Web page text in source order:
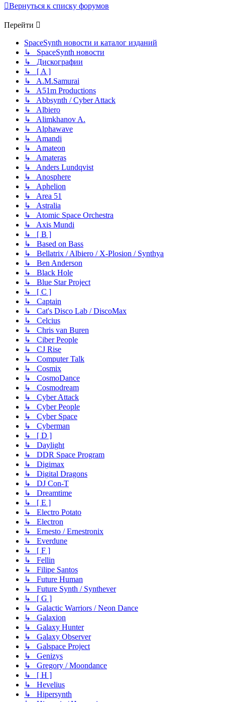
Вернуться к списку форумов
Перейти
SpaceSynth новости и каталог изданий
↳ SpaceSynth новости
↳ Дискографии
↳ [ A ]
↳ A.M.Samurai
↳ A51m Productions
↳ Abbsynth / Cyber Attack
↳ Albiero
↳ Alimkhanov A.
↳ Alphawave
↳ Amandi
↳ Amateon
↳ Amateras
↳ Anders Lundqvist
↳ Anosphere
↳ Aphelion
↳ Area 51
↳ Astralia
↳ Atomic Space Orchestra
↳ Axis Mundi
↳ [ B ]
↳ Based on Bass
↳ Bellatrix / Albiero / X-Plosion / Synthya
↳ Ben Anderson
↳ Black Hole
↳ Blue Star Project
↳ [ C ]
↳ Captain
↳ Cat's Disco Lab / DiscoMax
↳ Celcius
↳ Chris van Buren
↳ Ciber People
↳ CJ Rise
↳ Computer Talk
↳ Cosmix
↳ CosmoDance
↳ Cosmodream
↳ Cyber Attack
↳ Cyber People
↳ Cyber Space
↳ Cyberman
↳ [ D ]
↳ Daylight
↳ DDR Space Program
↳ Digimax
↳ Digital Dragons
↳ DJ Con-T
↳ Dreamtime
↳ [ E ]
↳ Electro Potato
↳ Electron
↳ Ernesto / Ernestronix
↳ Everdune
↳ [ F ]
↳ Fellin
↳ Filipe Santos
↳ Future Human
↳ Future Synth / Synthever
↳ [ G ]
↳ Galactic Warriors / Neon Dance
↳ Galaxion
↳ Galaxy Hunter
↳ Galaxy Observer
↳ Galspace Project
↳ Genizys
↳ Gregory / Moondance
↳ [ H ]
↳ Hevelius
↳ Hipersynth